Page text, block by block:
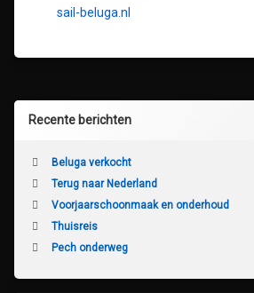
sail-beluga.nl
Recente berichten
Beluga verkocht
Terug naar Nederland
Voorjaarschoonmaak en onderhoud
Thuisreis
Pech onderweg